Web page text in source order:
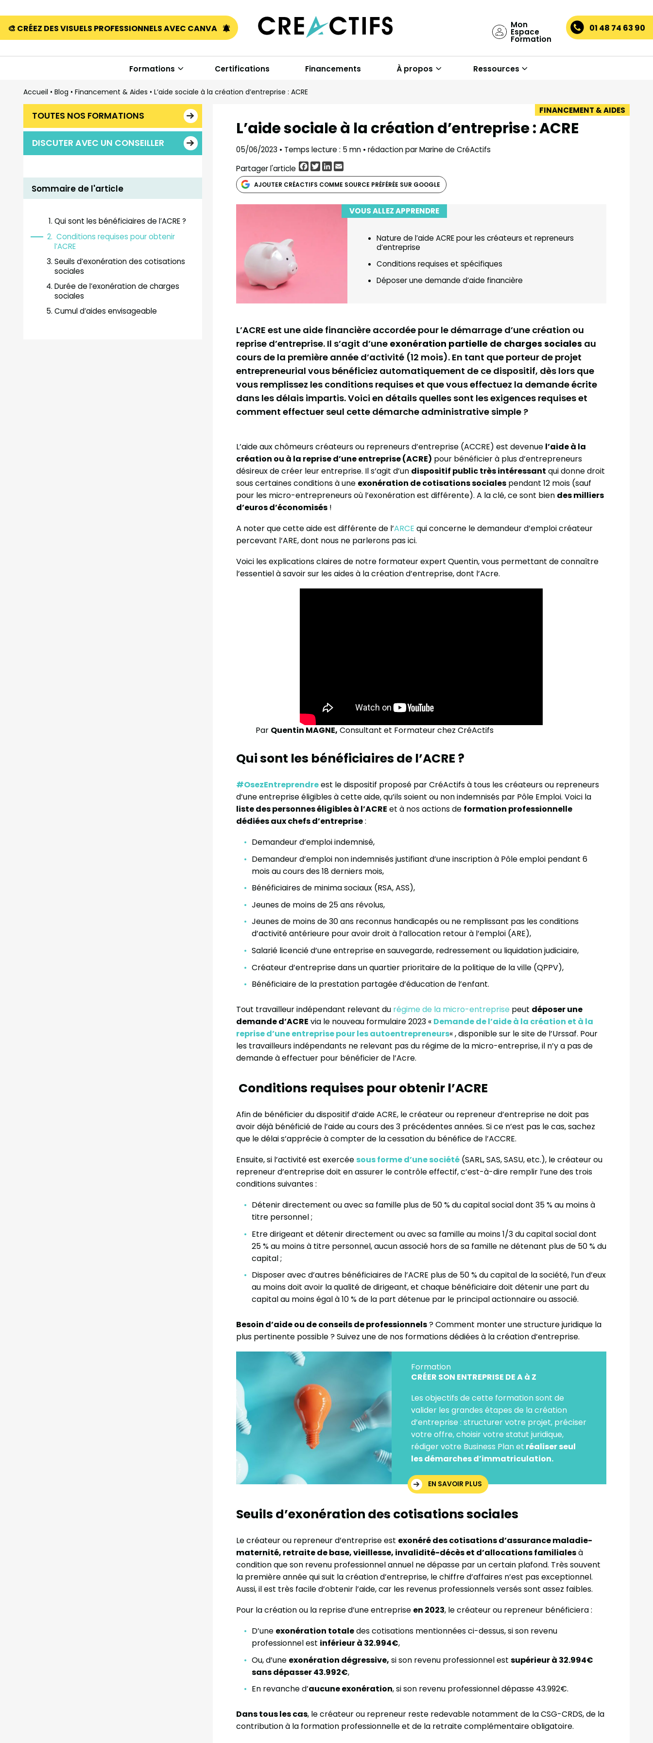
Mon
Espace
Formation
01 48 74 63 90
🎨 CRÉEZ DES VISUELS PROFESSIONNELS AVEC CANVA
Formations Certifications Financements À propos Ressources
Accueil • Blog • Financement & Aides • L’aide sociale à la création d’entreprise : ACRE
TOUTES NOS FORMATIONS
DISCUTER AVEC UN CONSEILLER
Sommaire de l'article
Qui sont les bénéficiaires de l’ACRE ?
Conditions requises pour obtenir
l’ACRE
Seuils d’exonération des cotisations
sociales
Durée de l’exonération de charges
sociales
Cumul d’aides envisageable
L’aide sociale à la création d’entreprise : ACRE
FINANCEMENT & AIDES
05/06/2023 • Temps lecture : 5 mn • rédaction par Marine de CréActifs
Partager l'article
Facebook
TwitterLinkedIn
AJOUTER CRÉACTIFS COMME SOURCE PRÉFÉRÉE SUR GOOGLE
VOUS ALLEZ APPRENDRE
Nature de l’aide ACRE pour les créateurs et repreneurs
d’entreprise
Conditions requises et spécifiques
Déposer une demande d’aide financière
L’ACRE est une aide financière accordée pour le démarrage d’une création ou
reprise d’entreprise. Il s’agit d’une exonération partielle de charges sociales au
cours de la première année d’activité (12 mois). En tant que porteur de projet
entrepreneurial vous bénéficiez automatiquement de ce dispositif, dès lors que
vous remplissez les conditions requises et que vous effectuez la demande écrite
dans les délais impartis. Voici en détails quelles sont les exigences requises et
comment effectuer seul cette démarche administrative simple ?
L’aide aux chômeurs créateurs ou repreneurs d’entreprise (ACCRE) est devenue l’aide à la
création ou à la reprise d’une entreprise (ACRE) pour bénéficier à plus d’entrepreneurs
désireux de créer leur entreprise. Il s’agit d’un dispositif public très intéressant qui donne droit
sous certaines conditions à une exonération de cotisations sociales pendant 12 mois (sauf
pour les micro-entrepreneurs où l’exonération est différente). A la clé, ce sont bien des milliers
d’euros d’économisés !
A noter que cette aide est différente de l’ARCE qui concerne le demandeur d’emploi créateur
percevant l’ARE, dont nous ne parlerons pas ici.
Voici les explications claires de notre formateur expert Quentin, vous permettant de connaître
l’essentiel à savoir sur les aides à la création d’entreprise, dont l’Acre.
Par Quentin MAGNE, Consultant et Formateur chez CréActifs
Qui sont les bénéficiaires de l’ACRE ?
#OsezEntreprendreest le dispositif proposé par CréActifs à tous les créateurs ou repreneurs
d’une entreprise éligibles à cette aide, qu’ils soient ou non indemnisés par Pôle Emploi. Voici la
liste des personnes éligibles à l’ACRE et à nos actions de formation professionnelle
dédiées aux chefs d’entreprise:
Demandeur d’emploi indemnisé,
Demandeur d’emploi non indemnisés justifiant d’une inscription à Pôle emploi pendant 6
mois au cours des 18 derniers mois,
Bénéficiaires de minima sociaux (RSA, ASS),
Jeunes de moins de 25 ans révolus,
Jeunes de moins de 30 ans reconnus handicapés ou ne remplissant pas les conditions
d’activité antérieure pour avoir droit à l’allocation retour à l’emploi (ARE),
Salarié licencié d’une entreprise en sauvegarde, redressement ou liquidation judiciaire,
Créateur d’entreprise dans un quartier prioritaire de la politique de la ville (QPPV),
Bénéficiaire de la prestation partagée d’éducation de l’enfant.
Tout travailleur indépendant relevant du régime de la micro-entreprise peut déposer une
demande d’ACRE via le nouveau formulaire 2023 « Demande de l’aide à la création et à la
reprise d’une entreprise pour les autoentrepreneurs« , disponible sur le site de l’Urssaf. Pour
les travailleurs indépendants ne relevant pas du régime de la micro-entreprise, il n’y a pas de
demande à effectuer pour bénéficier de l’Acre.
Conditions requises pour obtenir l’ACRE
Afin de bénéficier du dispositif d’aide ACRE, le créateur ou repreneur d’entreprise ne doit pas
avoir déjà bénéficié de l’aide au cours des 3 précédentes années. Si ce n’est pas le cas, sachez
que le délai s’apprécie à compter de la cessation du bénéfice de l’ACCRE.
Ensuite, si l’activité est exercée sous forme d’une société (SARL, SAS, SASU, etc.), le créateur ou
repreneur d’entreprise doit en assurer le contrôle effectif, c’est-à-dire remplir l’une des trois
conditions suivantes :
Détenir directement ou avec sa famille plus de 50 % du capital social dont 35 % au moins à
titre personnel ;
Etre dirigeant et détenir directement ou avec sa famille au moins 1/3 du capital social dont
25 % au moins à titre personnel, aucun associé hors de sa famille ne détenant plus de 50 % du
capital ;
Disposer avec d’autres bénéficiaires de l’ACRE plus de 50 % du capital de la société, l’un d’eux
au moins doit avoir la qualité de dirigeant, et chaque bénéficiaire doit détenir une part du
capital au moins égal à 10 % de la part détenue par le principal actionnaire ou associé.
Besoin d’aide ou de conseils de professionnels? Comment monter une structure juridique la
plus pertinente possible ? Suivez une de nos formations dédiées à la création d’entreprise.
Formation
CRÉER SON ENTREPRISE DE A à Z
Les objectifs de cette formation sont de
valider les grandes étapes de la création
d’entreprise : structurer votre projet, préciser
votre offre, choisir votre statut juridique,
rédiger votre Business Plan et réaliser seul
les démarches d’immatriculation.
EN SAVOIR PLUS
Seuils d’exonération des cotisations sociales
Le créateur ou repreneur d’entreprise est exonéré des cotisations d’assurance maladie-
maternité, retraite de base, vieillesse, invalidité-décès et d’allocations familialesà
condition que son revenu professionnel annuel ne dépasse par un certain plafond. Très souvent
la première année qui suit la création d’entreprise, le chiffre d’affaires n’est pas exceptionnel.
Aussi, il est très facile d’obtenir l’aide, car les revenus professionnels versés sont assez faibles.
Pour la création ou la reprise d’une entreprise en 2023, le créateur ou repreneur bénéficiera :
D’une exonération totaledes cotisations mentionnées ci-dessus, si son revenu
professionnel est inférieur à 32.994€,
Ou, d’une exonération dégressive, si son revenu professionnel est supérieur à 32.994€
sans dépasser 43.992€,
En revanche d’aucune exonération, si son revenu professionnel dépasse 43.992€.
Dans tous les cas, le créateur ou repreneur reste redevable notamment de la CSG-CRDS, de la
contribution à la formation professionnelle et de la retraite complémentaire obligatoire.